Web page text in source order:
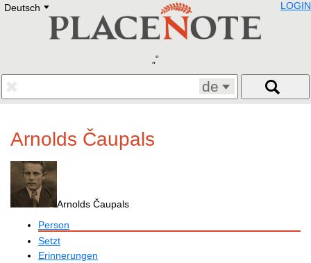
Deutsch E
Deutsch
Francais
Polski
Eestikeelne
LOGIN
de
Arnolds Čaupals
Arnolds Čaupals
Person
Setzt
Erinnerungen